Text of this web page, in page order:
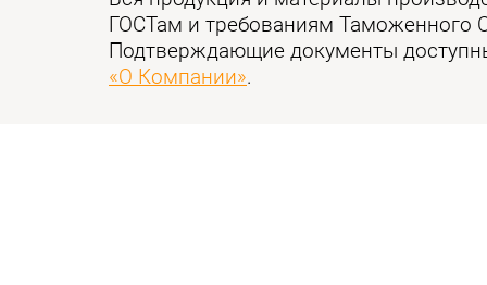
ГОСТам и требованиям Таможенного
Подтверждающие документы
«О Компании».